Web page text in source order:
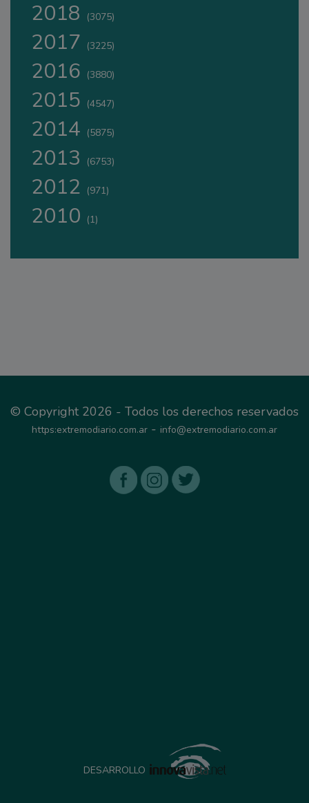
2018 (3075)
2017 (3225)
2016 (3880)
2015 (4547)
2014 (5875)
2013 (6753)
2012 (971)
2010 (1)
© Copyright 2026 - Todos los derechos reservados
https:extremodiario.com.ar - info@extremodiario.com.ar
DESARROLLO